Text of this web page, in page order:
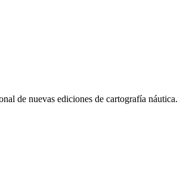
de nuevas ediciones de cartografía náutica.